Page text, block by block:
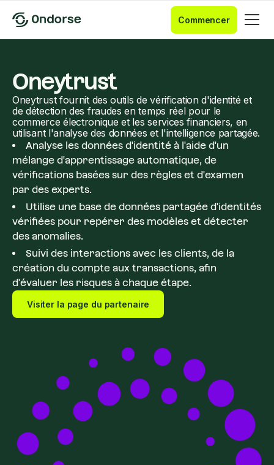
Commencer
Oneytrust
Oneytrust fournit des outils de vérification d'identité et
de détection des fraudes en temps réel pour le
commerce électronique et les services financiers, en
utilisant l'analyse des données et l'intelligence partagée.
Analyse les données d'identité à l'aide d'un
mélange d'apprentissage automatique, de
vérifications basées sur des règles et d'examen
par des experts.
Utilise une base de données partagée d'identités
vérifiées pour repérer des modèles et détecter
des anomalies.
Suivi des interactions avec les clients, de la
création du compte aux transactions, afin
d'évaluer les risques à chaque étape.
Visiter la page du partenaire